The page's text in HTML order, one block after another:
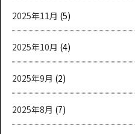
2025年11月 (5)
2025年10月 (4)
2025年9月 (2)
2025年8月 (7)